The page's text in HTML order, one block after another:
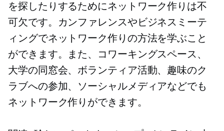
を探したりするためにネットワーク作りは不
可欠です。カンファレンスやビジネスミーテ
ィングでネットワーク作りの方法を学ぶこと
ができます。また、コワーキングスペース、
大学の同窓会、ボランティア活動、趣味のク
ラブへの参加、ソーシャルメディアなどでも
ネットワーク作りができます。